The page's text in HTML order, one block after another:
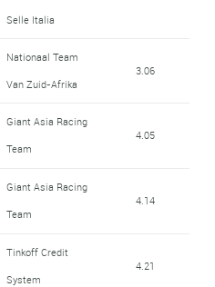
Selle Italia
Nationaal Team
Van Zuid-Afrika
3.06
Giant Asia Racing
Team
4.05
Giant Asia Racing
Team
4.14
Tinkoff Credit
System
4.21